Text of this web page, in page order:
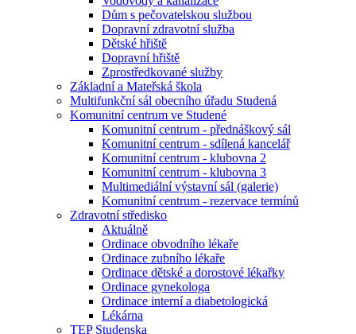
Dům s pečovatelskou službou
Dopravní zdravotní služba
Dětské hřiště
Dopravní hřiště
Zprostředkované služby
Základní a Mateřská škola
Multifunkční sál obecního úřadu Studená
Komunitní centrum ve Studené
Komunitní centrum - přednáškový sál
Komunitní centrum - sdílená kancelář
Komunitní centrum - klubovna 2
Komunitní centrum - klubovna 3
Multimediální výstavní sál (galerie)
Komunitní centrum - rezervace termínů
Zdravotní středisko
Aktuálně
Ordinace obvodního lékaře
Ordinace zubního lékaře
Ordinace dětské a dorostové lékařky
Ordinace gynekologa
Ordinace interní a diabetologická
Lékárna
TEP Studenska